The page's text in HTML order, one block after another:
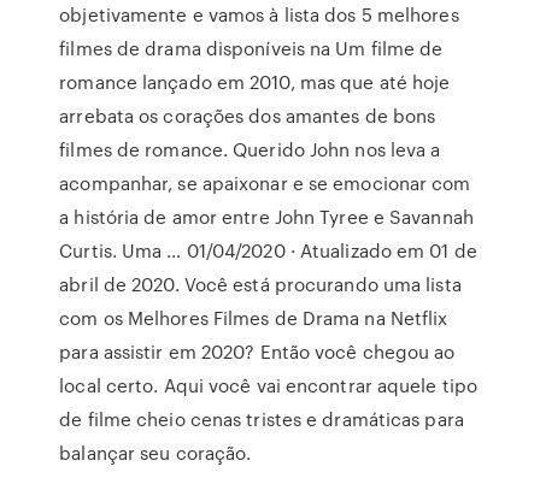
objetivamente e vamos à lista dos 5 melhores
filmes de drama disponíveis na Um filme de
romance lançado em 2010, mas que até hoje
arrebata os corações dos amantes de bons
filmes de romance. Querido John nos leva a
acompanhar, se apaixonar e se emocionar com
a história de amor entre John Tyree e Savannah
Curtis. Uma … 01/04/2020 · Atualizado em 01 de
abril de 2020. Você está procurando uma lista
com os Melhores Filmes de Drama na Netflix
para assistir em 2020? Então você chegou ao
local certo. Aqui você vai encontrar aquele tipo
de filme cheio cenas tristes e dramáticas para
balançar seu coração.